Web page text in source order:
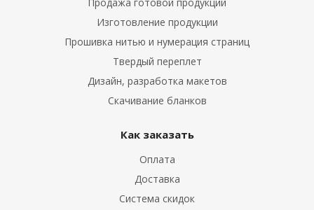
Изготовление продукции
Прошивка нитью и нумерация страниц
Твердый переплет
Дизайн, разработка макетов
Скачивание бланков
Как заказать
Оплата
Доставка
Система скидок